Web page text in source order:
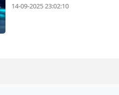
14-09-2025 23:02:10